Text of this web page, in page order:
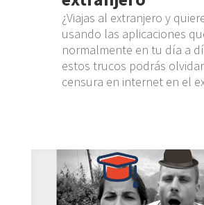
¿Viajas al extranjero y
usando las aplicaciones
normalmente en tu día a
estos trucos podrás
censura en internet en el